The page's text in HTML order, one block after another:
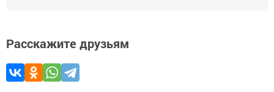
Расскажите друзьям